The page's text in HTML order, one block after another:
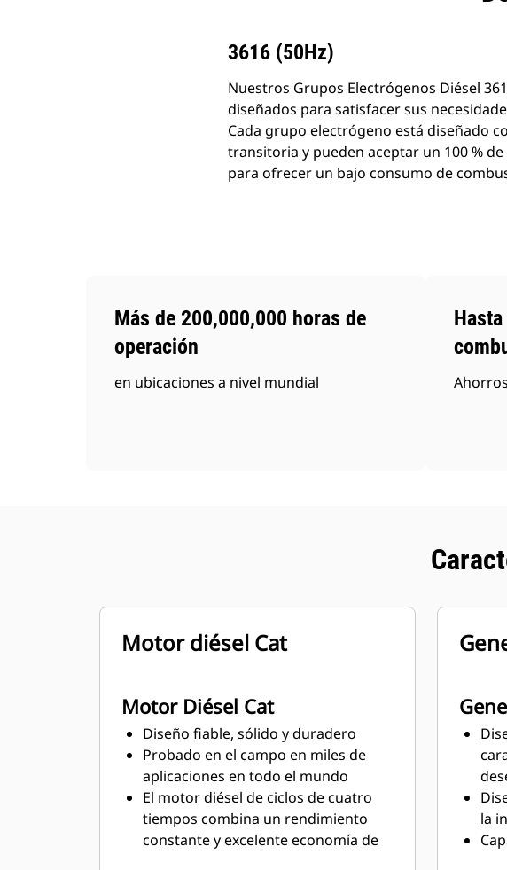
3616 (50Hz)
Nuestros Grupos Electrógenos Diésel
diseñados para satisfacer sus
Cada grupo electrógeno está diseñado
transitoria y pueden aceptar un 100 %
para ofrecer un bajo consumo de
Más de 200,000,000 horas de
operación
en ubicaciones a nivel mundial
Motor diésel Cat
Motor Diésel Cat
Diseño fiable, sólido y duradero
Probado en el campo en miles de
aplicaciones en todo el mundo
El motor diésel de ciclos de cuatro
tiempos combina un rendimiento
constante y excelente economía de
la